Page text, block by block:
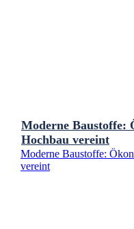
Moderne Baustoffe:
Hochbau vereint
Moderne Baustoffe:
vereint